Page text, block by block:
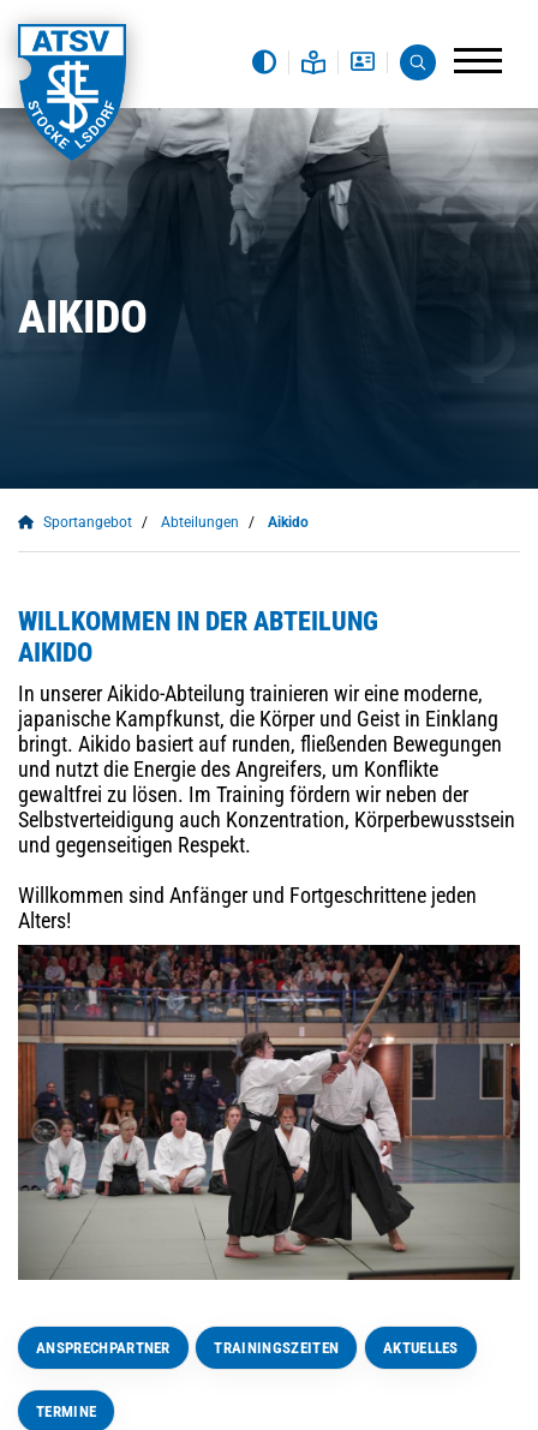
AIKIDO
Sportangebot Abteilungen Aikido
WILLKOMMEN IN DER ABTEILUNG
AIKIDO
In unserer Aikido-Abteilung trainieren wir eine moderne,
japanische Kampfkunst, die Körper und Geist in Einklang
bringt. Aikido basiert auf runden, fließenden Bewegungen
und nutzt die Energie des Angreifers, um Konflikte
gewaltfrei zu lösen. Im Training fördern wir neben der
Selbstverteidigung auch Konzentration, Körperbewusstsein
und gegenseitigen Respekt.
Willkommen sind Anfänger und Fortgeschrittene jeden
Alters!
ANSPRECHPARTNER TRAININGSZEITEN AKTUELLES
TERMINE